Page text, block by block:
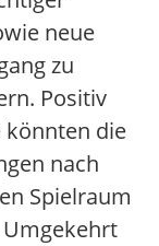
neue
zu
Positiv
könnten die
nach
Spielraum